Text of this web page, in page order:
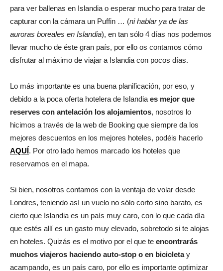
para ver ballenas en Islandia o esperar mucho para tratar de
capturar con la cámara un Puffin … (ni hablar ya de las
auroras boreales en Islandia), en tan sólo 4 días nos podemos
llevar mucho de éste gran país, por ello os contamos cómo
disfrutar al máximo de viajar a Islandia con pocos días.
Lo más importante es una buena planificación, por eso, y
debido a la poca oferta hotelera de Islandia es mejor que
reserves con antelación los alojamientos, nosotros lo
hicimos a través de la web de Booking que siempre da los
mejores descuentos en los mejores hoteles, podéis hacerlo
AQUÍ. Por otro lado hemos marcado los hoteles que
reservamos en el mapa.
Si bien, nosotros contamos con la ventaja de volar desde
Londres, teniendo así un vuelo no sólo corto sino barato, es
cierto que Islandia es un país muy caro, con lo que cada día
que estés allí es un gasto muy elevado, sobretodo si te alojas
en hoteles. Quizás es el motivo por el que te encontrarás
muchos viajeros haciendo auto-stop o en bicicletay
acampando, es un país caro, por ello es importante optimizar